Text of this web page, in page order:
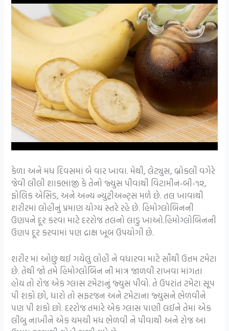
કેળા અને મધ દિવસમાં બે વાર ખાવા. મેથી, લેટ્યુસ, બ્રોકલી વગેરે
જેવી લીલી શાકભાજી કે તેનો જ્યુસ પીવાથી વિટામીન-બી-૧૨,
ફોલિક એસિડ, અને અન્ય ન્યુટ્રીઅન્ટ્સ મળે છે. તલ ખાવાથી
શરીરમાં લોહીનું પ્રમાણ યોગ્ય સ્તરે રહે છે. હિમોગ્લોબિનની
ઉણપને દૂર કરવા માટે દરરોજ તલનો લાડુ ખાઓ.હિમોગ્લોબિનની
ઉણપ દૂર કરવામાં પણ દ્રાક્ષ ખૂબ ઉપયોગી છે.
શરીર માં ઓછું થઈ ગયેલું લોહી ને વધારવા માટે સૌથી ઉત્તમ ટમેટા
છે. તેથી જો તમે હિમોગ્લોબિન ની માત્ર જાળવી રાખવા માંગતા
હોય તો રોજ એક ગ્લાસ ટમેટાનું જ્યુસ પીવો. તે ઉપરાંત ટમેટા સૂપ
પી શકો છો, ધારો તો સફરજન અને ટમેટાના જ્યુસને ભેળવીને
પણ પી શકો છો. દરરોજ તમારે એક ગ્લાસ પાણી લઈને તેમાં એક
લીંબુ નાખીને એક ચમચી મધ ભેળવી ને પીવાથી અને રોજ આ